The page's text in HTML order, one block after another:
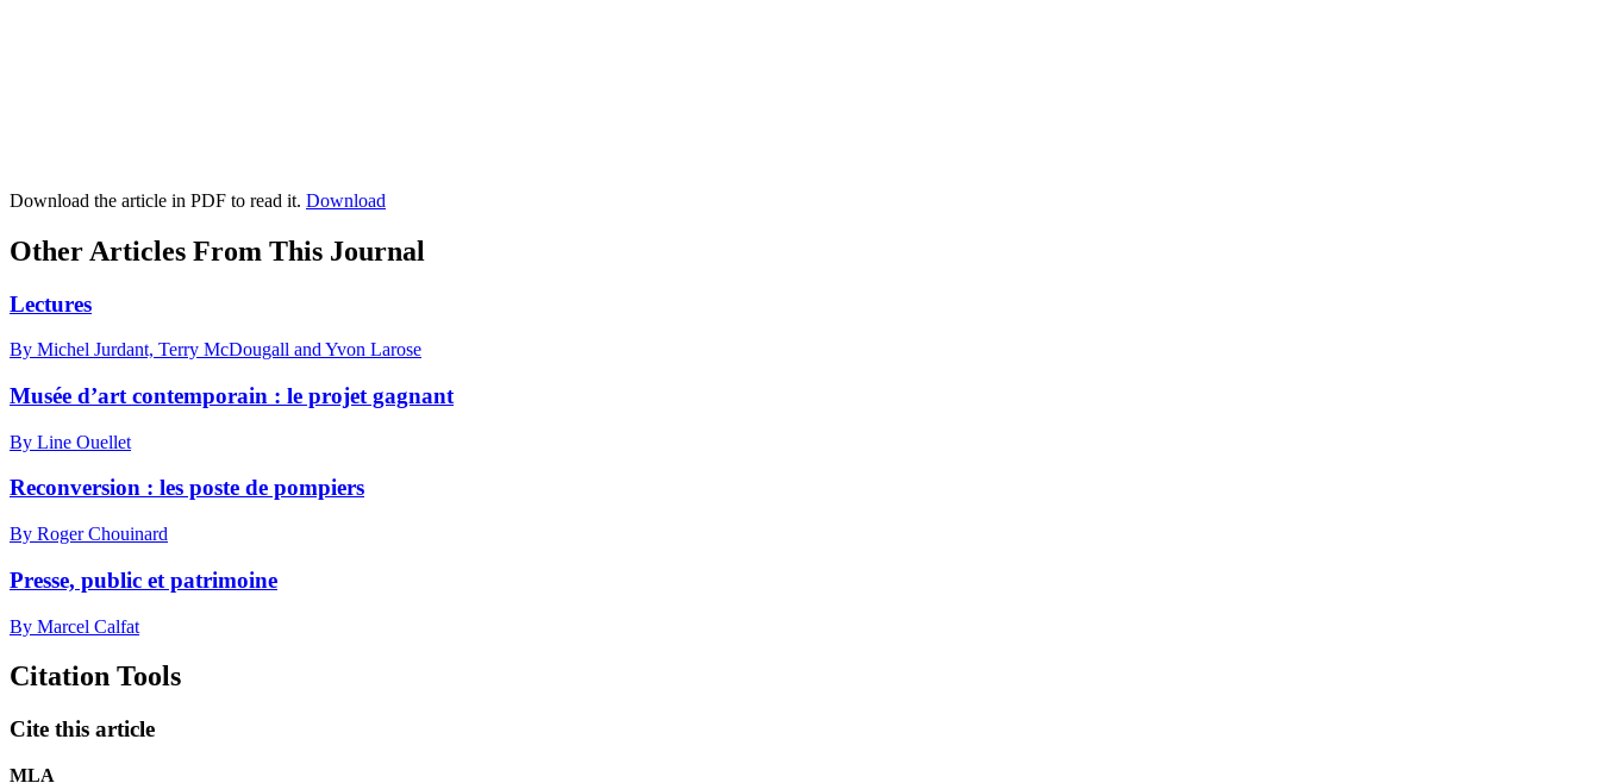
Download the article in PDF to read it. Download
Other Articles From This Journal
Lectures
By Michel Jurdant, Terry McDougall and Yvon Larose
Musée d’art contemporain : le projet gagnant
By Line Ouellet
Reconversion : les poste de pompiers
By Roger Chouinard
Presse, public et patrimoine
By Marcel Calfat
Citation Tools
Cite this article
MLA